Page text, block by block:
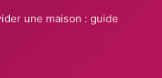
une maison : guide